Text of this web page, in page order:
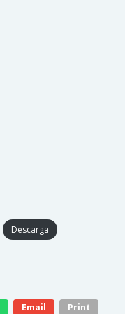
Descarga
Email Print